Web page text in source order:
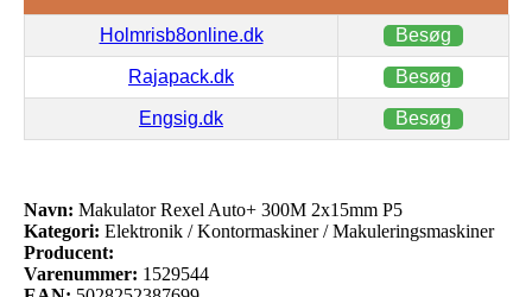
Holmrisb8online.dk Besøg
Rajapack.dk Besøg
Engsig.dk Besøg
Navn: Makulator Rexel Auto+ 300M 2x15mm P5
Kategori: Elektronik / Kontormaskiner / Makuleringsmaskiner
Producent:
Varenummer: 1529544